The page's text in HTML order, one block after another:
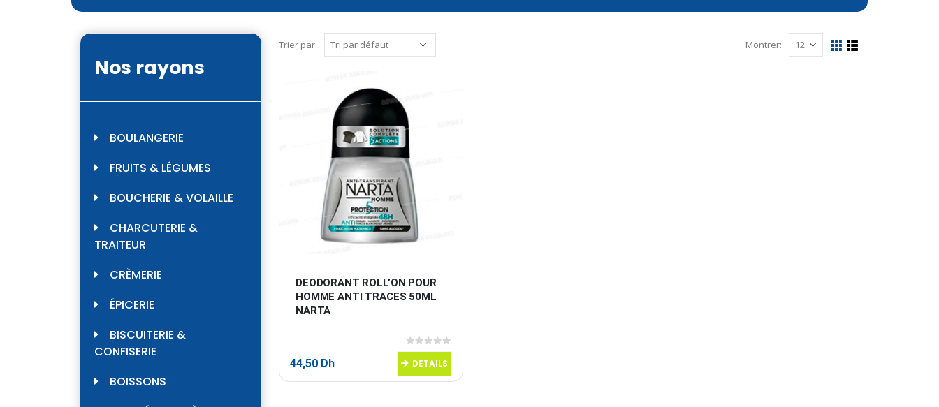
Trier par: Montrer:
DEODORANT ROLL’ON POUR
HOMME ANTI TRACES 50ML
NARTA
0sur 5
44,50 Dh DETAILS
Nos rayons
BOULANGERIE
FRUITS & LÉGUMES
BOUCHERIE & VOLAILLE
CHARCUTERIE &
TRAITEUR
CRÈMERIE
ÉPICERIE
BISCUITERIE &
CONFISERIE
BOISSONS